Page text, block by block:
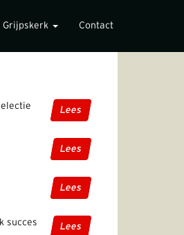
Grijpskerk Contact
Lees
Lees
Lees
succes Lees